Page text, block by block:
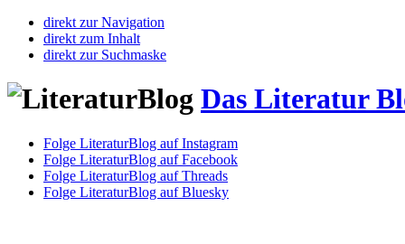
direkt zur Navigation
direkt zum Inhalt
direkt zur Suchmaske
Das Literatur
Folge LiteraturBlog auf Instagram
Folge LiteraturBlog auf Facebook
Folge LiteraturBlog auf Threads
Folge LiteraturBlog auf Bluesky